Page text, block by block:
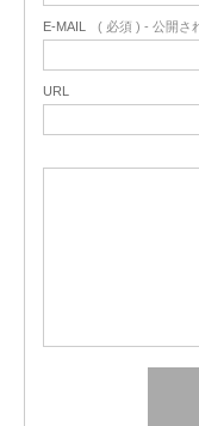
E-MAIL ( 必須 ) - 公開さ
URL